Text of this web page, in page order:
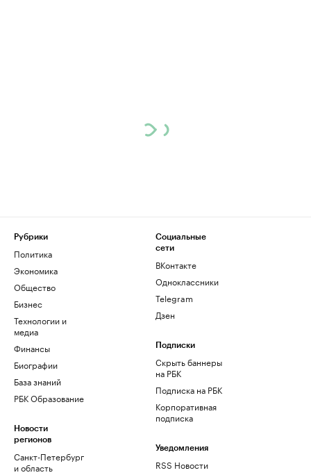
Рубрики
Политика
Экономика
Общество
Бизнес
Технологии и
медиа
Финансы
Биографии
База знаний
РБК Образование
Новости
регионов
Санкт-Петербург
и область
Социальные
сети
ВКонтакте
Одноклассники
Telegram
Дзен
Подписки
Скрыть баннеры
на РБК
Подписка на РБК
Корпоративная
подписка
Уведомления
RSS Новости